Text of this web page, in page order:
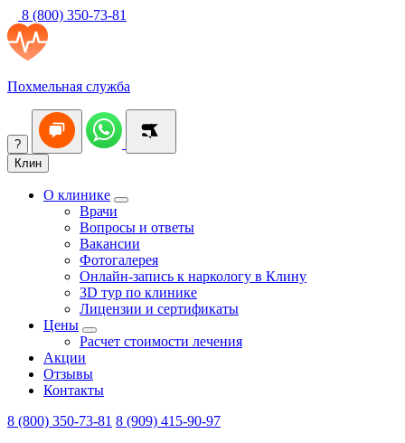
8 (800) 350-73-81
Похмельная служба
?
Клин
О клинике
Врачи
Вопросы и ответы
Вакансии
Фотогалерея
Онлайн-запись к наркологу в Клину
3D тур по клинике
Лицензии и сертификаты
Цены
Расчет стоимости лечения
Акции
Отзывы
Контакты
8 (800) 350-73-81 8 (909) 415-90-97